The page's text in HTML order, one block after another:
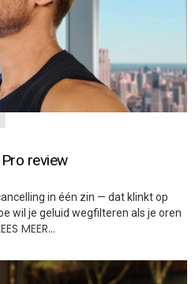
review
in één zin — dat klinkt op
wil je geluid wegfilteren als je oren
MEER…